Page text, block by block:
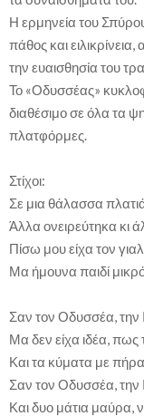
Η ερμηνεία του
πάθος και
την ευαισθησία του
Το «Οδυσσέας»
διαθέσιμο σε όλα τα
πλατφόρμες.
Στίχοι:
Σε μια θάλασσα
Άλλα ονειρεύτηκα κι
Πίσω μου είχα τον
Μα ήμουνα παιδί
Σαν τον Οδυσσέα,
Μα δεν είχα ιδέα, πως
Και τα κύματα με
Σαν τον Οδυσσέα, την
Και δυο μάτια μαύρα,